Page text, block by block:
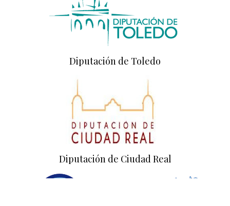
Diputación de Toledo
Diputación de Ciudad Real